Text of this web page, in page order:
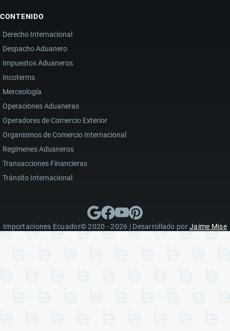
CONTENIDO
Derecho Internacional
Despacho Aduanero
Impuestos Aduaneros
Incoterms
Merceología
Operaciones Aduaneras
Operadores de Comercio Exterior
Organismos de Comercio Internacional
Regímenes Aduaneros
Transacciones Financieras
Tránsito Internacional
Importaciones Ecuador© 2020 - 2026 | Desarrollado porJaime Mise